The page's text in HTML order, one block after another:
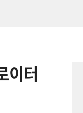
이터